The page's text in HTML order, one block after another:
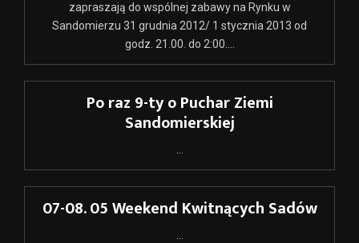
zapraszają do wspólnej zabawy na Rynku w
Sandomierzu 31 grudnia 2012/ 1 stycznia 2013 od
godz. 21.00. do 2:00....
Po raz 9-ty o Puchar Ziemi
Sandomierskiej
...
07-08. 05 Weekend Kwitnących Sadów
...